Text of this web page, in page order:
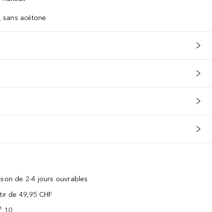
sans acétone
de 2-4 jours ouvrables
de 49,95 CHF
10